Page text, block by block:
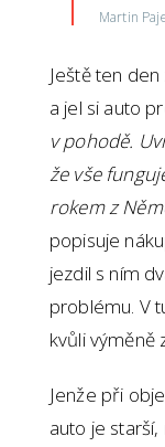
Martin
Ještě ten
a jel si auto
v pohodě.
že vše
rokem z
popisuje
jezdil s ním
problému. V
kvůli výměně
Jenže při
auto je starší,